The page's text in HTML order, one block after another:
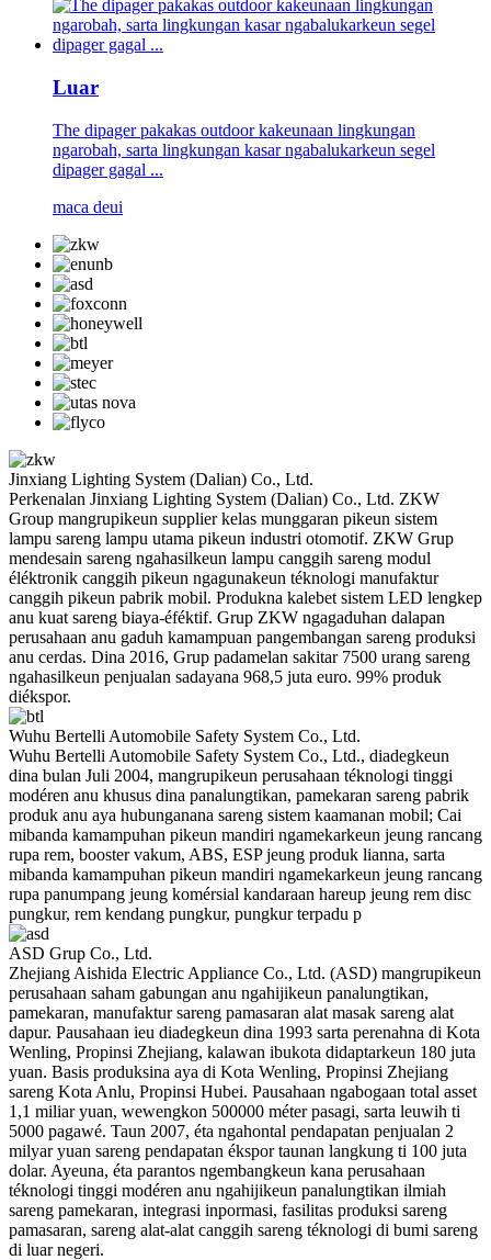
Luar
The dipager pakakas outdoor kakeunaan lingkungan
ngarobah, sarta lingkungan kasar ngabalukarkeun segel
dipager gagal ...
maca deui
Jinxiang Lighting System (Dalian) Co., Ltd.
Perkenalan Jinxiang Lighting System (Dalian) Co., Ltd. ZKW
Group mangrupikeun supplier kelas munggaran pikeun sistem
lampu sareng lampu utama pikeun industri otomotif. ZKW Grup
mendesain sareng ngahasilkeun lampu canggih sareng modul
éléktronik canggih pikeun ngagunakeun téknologi manufaktur
canggih pikeun pabrik mobil. Produkna kalebet sistem LED lengkep
anu kuat sareng biaya-éféktif. Grup ZKW ngagaduhan dalapan
perusahaan anu gaduh kamampuan pangembangan sareng produksi
anu cerdas. Dina 2016, Grup padamelan sakitar 7500 urang sareng
ngahasilkeun penjualan sadayana 968,5 juta euro. 99% produk
diékspor.
Wuhu Bertelli Automobile Safety System Co., Ltd.
Wuhu Bertelli Automobile Safety System Co., Ltd., diadegkeun
dina bulan Juli 2004, mangrupikeun perusahaan téknologi tinggi
modéren anu khusus dina panalungtikan, pamekaran sareng pabrik
produk anu aya hubunganana sareng sistem kaamanan mobil; Cai
mibanda kamampuhan pikeun mandiri ngamekarkeun jeung rancang
rupa rem, booster vakum, ABS, ESP jeung produk lianna, sarta
mibanda kamampuhan pikeun mandiri ngamekarkeun jeung rancang
rupa panumpang jeung komérsial kandaraan hareup jeung rem disc
pungkur, rem kendang pungkur, pungkur terpadu p
ASD Grup Co., Ltd.
Zhejiang Aishida Electric Appliance Co., Ltd. (ASD) mangrupikeun
perusahaan saham gabungan anu ngahijikeun panalungtikan,
pamekaran, manufaktur sareng pamasaran alat masak sareng alat
dapur. Pausahaan ieu diadegkeun dina 1993 sarta perenahna di Kota
Wenling, Propinsi Zhejiang, kalawan ibukota didaptarkeun 180 juta
yuan. Basis produksina aya di Kota Wenling, Propinsi Zhejiang
sareng Kota Anlu, Propinsi Hubei. Pausahaan ngabogaan total asset
1,1 miliar yuan, wewengkon 500000 méter pasagi, sarta leuwih ti
5000 pagawé. Taun 2007, éta ngahontal pendapatan penjualan 2
milyar yuan sareng pendapatan ékspor taunan langkung ti 100 juta
dolar. Ayeuna, éta parantos ngembangkeun kana perusahaan
téknologi tinggi modéren anu ngahijikeun panalungtikan ilmiah
sareng pamekaran, integrasi inpormasi, fasilitas produksi sareng
pamasaran, sareng alat-alat canggih sareng téknologi di bumi sareng
di luar negeri.